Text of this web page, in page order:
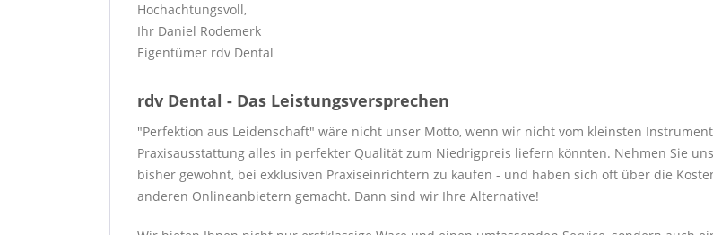
Hochachtungsvoll,
Ihr Daniel Rodemerk
Eigentümer rdv Dental
rdv Dental - Das Leistungsversprechen
"Perfektion aus Leidenschaft" wäre nicht unser Motto, wenn wir nicht vom kleinsten
Praxisausstattung alles in perfekter Qualität zum Niedrigpreis liefern könnten. Nehmen Sie
bisher gewohnt, bei exklusiven Praxiseinrichtern zu kaufen - und haben sich oft über die
anderen Onlineanbietern gemacht. Dann sind wir Ihre Alternative!